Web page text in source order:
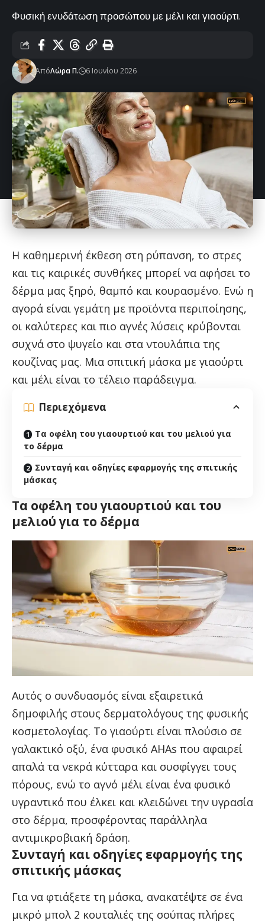
Φυσική ενυδάτωση προσώπου με μέλι και γιαούρτι.
ΑπόΛώρα Π. 6 Ιουνίου 2026
Η καθημερινή έκθεση στη ρύπανση, το στρες
και τις καιρικές συνθήκες μπορεί να αφήσει το
δέρμα μας ξηρό, θαμπό και κουρασμένο. Ενώ η
αγορά είναι γεμάτη με προϊόντα περιποίησης,
οι καλύτερες και πιο αγνές λύσεις κρύβονται
συχνά στο ψυγείο και στα ντουλάπια της
κουζίνας μας. Μια σπιτική μάσκα με γιαούρτι
και μέλι είναι το τέλειο παράδειγμα.
Περιεχόμενα
Τα οφέλη του γιαουρτιού και του μελιού για
το δέρμα
Συνταγή και οδηγίες εφαρμογής της σπιτικής
μάσκας
Τα οφέλη του γιαουρτιού και του
μελιού για το δέρμα
Αυτός ο συνδυασμός είναι εξαιρετικά
δημοφιλής στους δερματολόγους της φυσικής
κοσμετολογίας. Το γιαούρτι είναι πλούσιο σε
γαλακτικό οξύ, ένα φυσικό AHAs που αφαιρεί
απαλά τα νεκρά κύτταρα και συσφίγγει τους
πόρους, ενώ το αγνό μέλι είναι ένα φυσικό
υγραντικό που έλκει και κλειδώνει την υγρασία
στο δέρμα, προσφέροντας παράλληλα
αντιμικροβιακή δράση.
Συνταγή και οδηγίες εφαρμογής της
σπιτικής μάσκας
Για να φτιάξετε τη μάσκα, ανακατέψτε σε ένα
μικρό μπολ 2 κουταλιές της σούπας πλήρες